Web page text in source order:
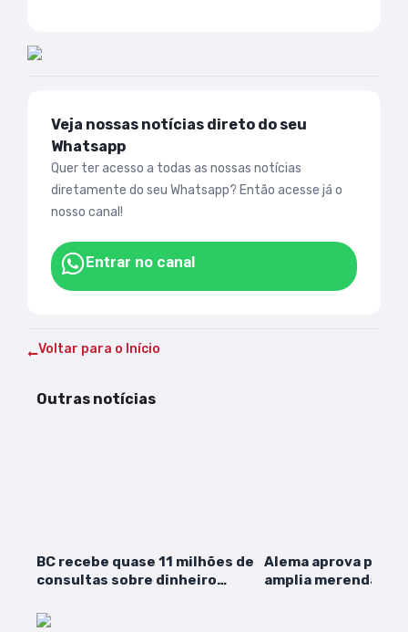
Veja nossas notícias direto do seu
Whatsapp
Quer ter acesso a todas as nossas notícias
diretamente do seu Whatsapp? Então acesse já o
nosso canal!
Entrar no canal
Voltar para o Início
Outras notícias
BC recebe quase 11 milhões de
consultas sobre dinheiro
Alema aprova
amplia merenda